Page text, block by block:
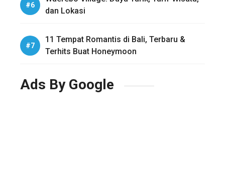
dan Lokasi
11 Tempat Romantis di Bali, Terbaru &
Terhits Buat Honeymoon
Ads By Google